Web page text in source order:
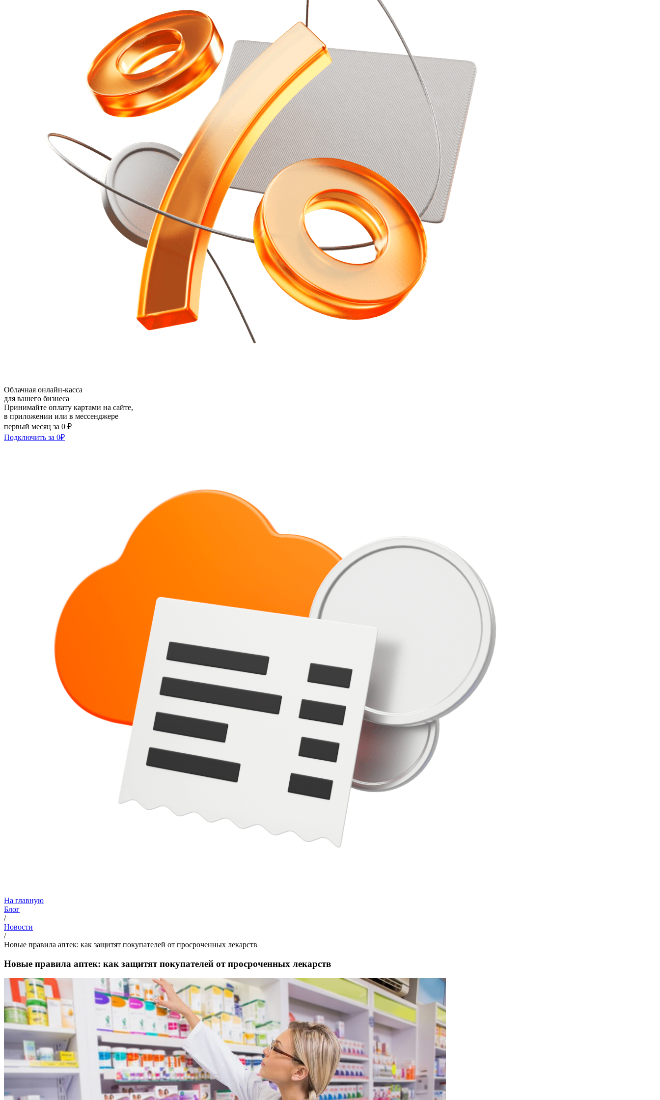
Облачная онлайн-касса
для вашего бизнеса
Принимайте оплату картами на сайте,
в приложении или в мессенджере
первый месяц за 0 ₽
Подключить за 0₽
На главную
Блог
/
Новости
/
Новые правила аптек: как защитят покупателей от просроченных лекарств
Новые правила аптек: как защитят покупателей от просроченных лекарств